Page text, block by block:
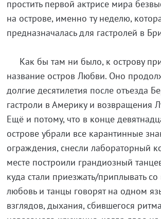
простить первой актрисе мира
на острове, именно ту неделю,
предназначалась для гастролей в
Как бы там ни было, к острову
название остров Любви. Оно
долгие десятилетия после отъезда
гастроли в Америку и возвращения
Ещё и потому, что в конце
острове убрали все карантинные
ограждения, снесли лабораторный
месте построили грандиозный
куда стали приезжать/приплывать со
любовь и танцы говорят на одном
взглядов, дыхания, сбившегося